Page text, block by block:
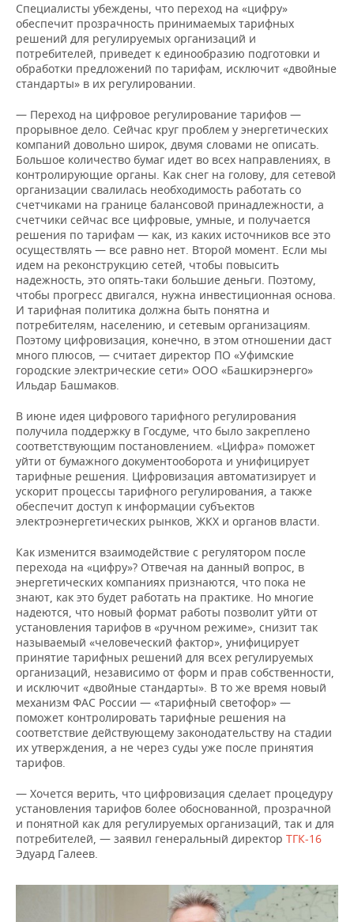
Специалисты убеждены, что переход на «цифру»
обеспечит прозрачность принимаемых тарифных
решений для регулируемых организаций и
потребителей, приведет к единообразию подготовки и
обработки предложений по тарифам, исключит «двойные
стандарты» в их регулировании.
— Переход на цифровое регулирование тарифов —
прорывное дело. Сейчас круг проблем у энергетических
компаний довольно широк, двумя словами не описать.
Большое количество бумаг идет во всех направлениях, в
контролирующие органы. Как снег на голову, для сетевой
организации свалилась необходимость работать со
счетчиками на границе балансовой принадлежности, а
счетчики сейчас все цифровые, умные, и получается
решения по тарифам — как, из каких источников все это
осуществлять — все равно нет. Второй момент. Если мы
идем на реконструкцию сетей, чтобы повысить
надежность, это опять-таки большие деньги. Поэтому,
чтобы прогресс двигался, нужна инвестиционная основа.
И тарифная политика должна быть понятна и
потребителям, населению, и сетевым организациям.
Поэтому цифровизация, конечно, в этом отношении даст
много плюсов, — считает директор ПО «Уфимские
городские электрические сети» ООО «Башкирэнерго»
Ильдар Башмаков.
В июне идея цифрового тарифного регулирования
получила поддержку в Госдуме, что было закреплено
соответствующим постановлением. «Цифра» поможет
уйти от бумажного документооборота и унифицирует
тарифные решения. Цифровизация автоматизирует и
ускорит процессы тарифного регулирования, а также
обеспечит доступ к информации субъектов
электроэнергетических рынков, ЖКХ и органов власти.
Как изменится взаимодействие с регулятором после
перехода на «цифру»? Отвечая на данный вопрос, в
энергетических компаниях признаются, что пока не
знают, как это будет работать на практике. Но многие
надеются, что новый формат работы позволит уйти от
установления тарифов в «ручном режиме», снизит так
называемый «человеческий фактор», унифицирует
принятие тарифных решений для всех регулируемых
организаций, независимо от форм и прав собственности,
и исключит «двойные стандарты». В то же время новый
механизм ФАС России — «тарифный светофор» —
поможет контролировать тарифные решения на
соответствие действующему законодательству на стадии
их утверждения, а не через суды уже после принятия
тарифов.
— Хочется верить, что цифровизация сделает процедуру
установления тарифов более обоснованной, прозрачной
и понятной как для регулируемых организаций, так и для
потребителей, — заявил генеральный директор ТГК-16
Эдуард Галеев.